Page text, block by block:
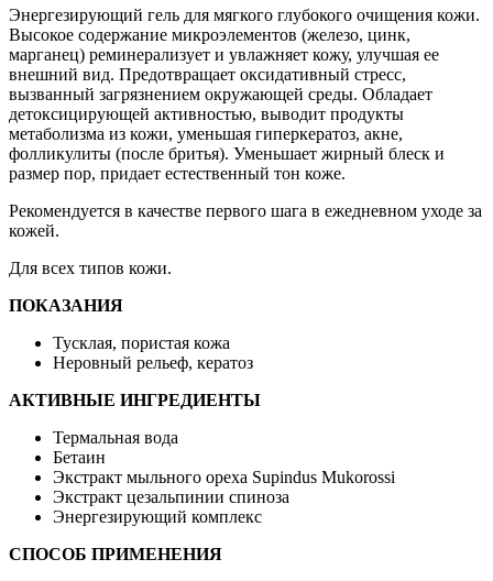
Энергезирующий гель для мягкого глубокого очищения кожи.
Высокое содержание микроэлементов (железо, цинк,
марганец) реминерализует и увлажняет кожу, улучшая ее
внешний вид. Предотвращает оксидативный стресс,
вызванный загрязнением окружающей среды. Обладает
детоксицирующей активностью, выводит продукты
метаболизма из кожи, уменьшая гиперкератоз, акне,
фолликулиты (после бритья). Уменьшает жирный блеск и
размер пор, придает естественный тон коже.
Рекомендуется в качестве первого шага в ежедневном уходе за
кожей.
Для всех типов кожи.
ПОКАЗАНИЯ
Тусклая, пористая кожа
Неровный рельеф, кератоз
АКТИВНЫЕ ИНГРЕДИЕНТЫ
Термальная вода
Бетаин
Экстракт мыльного ореха Supindus Mukorossi
Экстракт цезальпинии спиноза
Энергезирующий комплекс
СПОСОБ ПРИМЕНЕНИЯ